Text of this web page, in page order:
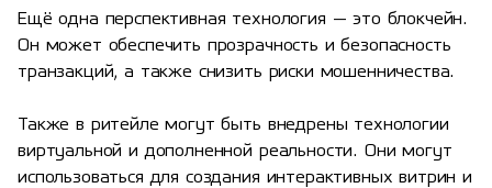
Ещё одна перспективная технология — это блокчейн.
Он может обеспечить прозрачность и безопасность
транзакций, а также снизить риски мошенничества.
Также в ритейле могут быть внедрены технологии
виртуальной и дополненной реальности. Они могут
использоваться для создания интерактивных витрин и